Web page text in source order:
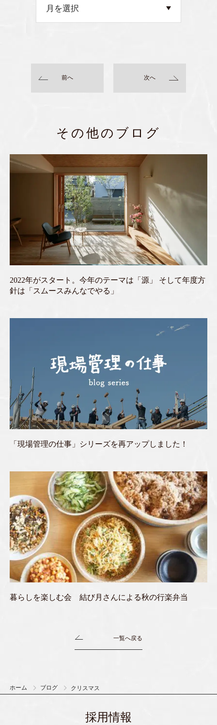
前へ 次へ
その他のブログ
2022年がスタート。今年のテーマは「源」 そして年度方
針は「スムースみんなでやる」
「現場管理の仕事」シリーズを再アップしました！
暮らしを楽しむ会 結び月さんによる秋の行楽弁当
一覧へ戻る
ホーム ブログ クリスマス
採用情報